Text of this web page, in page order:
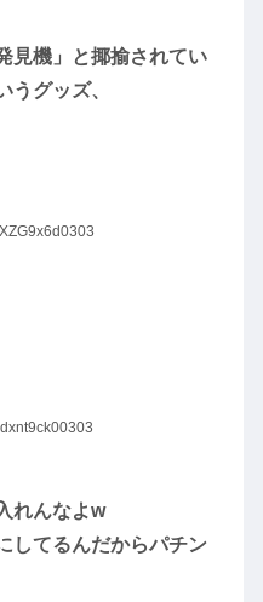
見機」と揶揄されてい
うグッズ、
れんなよw
してるんだからパチン